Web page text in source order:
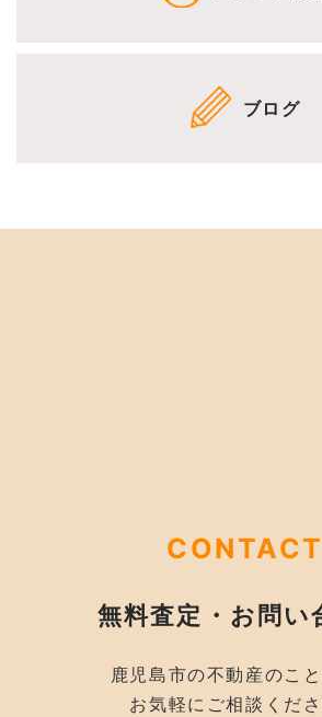
ブログ
CONTACT
無料査定・お問い
鹿児島市の不動産のこと
お気軽にご相談くださ